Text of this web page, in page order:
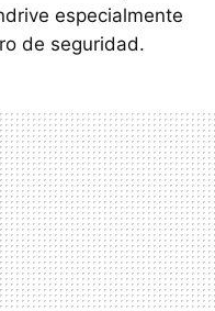
especialmente
de seguridad.